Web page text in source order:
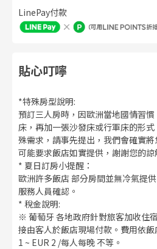
LinePay付款
貼心叮嚀
*特殊房型說明:
預訂三人房時，因歐洲當地國情習
床，再加一張沙發床或行軍床的形
殊需求，請事先提出，我們會確實
可能要求飯店如實提供，謝謝您的諒
* 夏日訂房小提醒：
歐洲許多飯店 部分房間並無冷氣提
服務人員確認。
* 稅金說明:
※ 葡萄牙 各地政府針對旅客加收住
接由客人於飯店現場付款。費用依
1 ~ EUR 2 /每人每晚 不等。